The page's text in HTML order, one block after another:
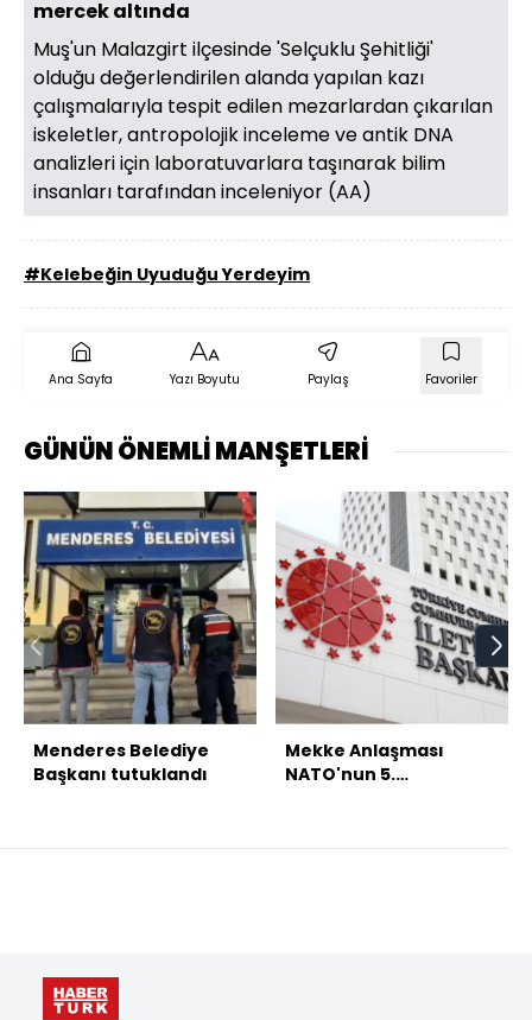
mercek altında
Muş'un Malazgirt ilçesinde 'Selçuklu Şehitliği'
olduğu değerlendirilen alanda yapılan kazı
çalışmalarıyla tespit edilen mezarlardan çıkarılan
iskeletler, antropolojik inceleme ve antik DNA
analizleri için laboratuvarlara taşınarak bilim
insanları tarafından inceleniyor (AA)
#Kelebeğin Uyuduğu Yerdeyim
Ana Sayfa Yazı Boyutu Paylaş Favoriler
GÜNÜN ÖNEMLİ MANŞETLERİ
Menderes Belediye
Başkanı tutuklandı
Mekke Anlaşması
NATO'nun 5.